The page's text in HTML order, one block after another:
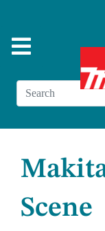
Search
Scene